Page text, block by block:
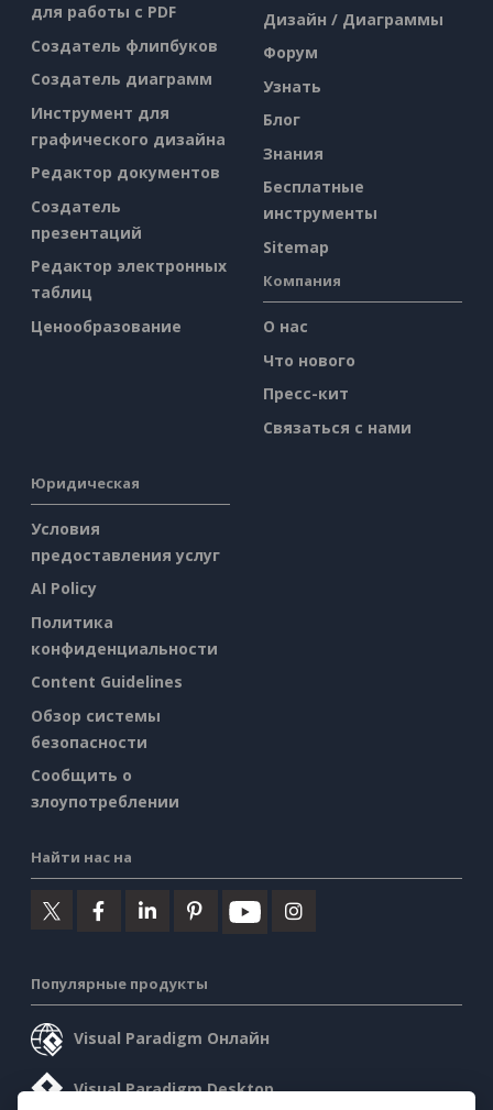
для работы с PDF
Создатель флипбуков
Создатель диаграмм
Инструмент для
графического дизайна
Редактор документов
Создатель
презентаций
Редактор электронных
таблиц
Ценообразование
Дизайн / Диаграммы
Форум
Узнать
Блог
Знания
Бесплатные
инструменты
Sitemap
Компания
О нас
Что нового
Пресс-кит
Связаться с нами
Юридическая
Условия
предоставления услуг
AI Policy
Политика
конфиденциальности
Content Guidelines
Обзор системы
безопасности
Сообщить о
злоупотреблении
Найти нас на
Популярные продукты
Visual Paradigm Онлайн
Visual Paradigm Desktop